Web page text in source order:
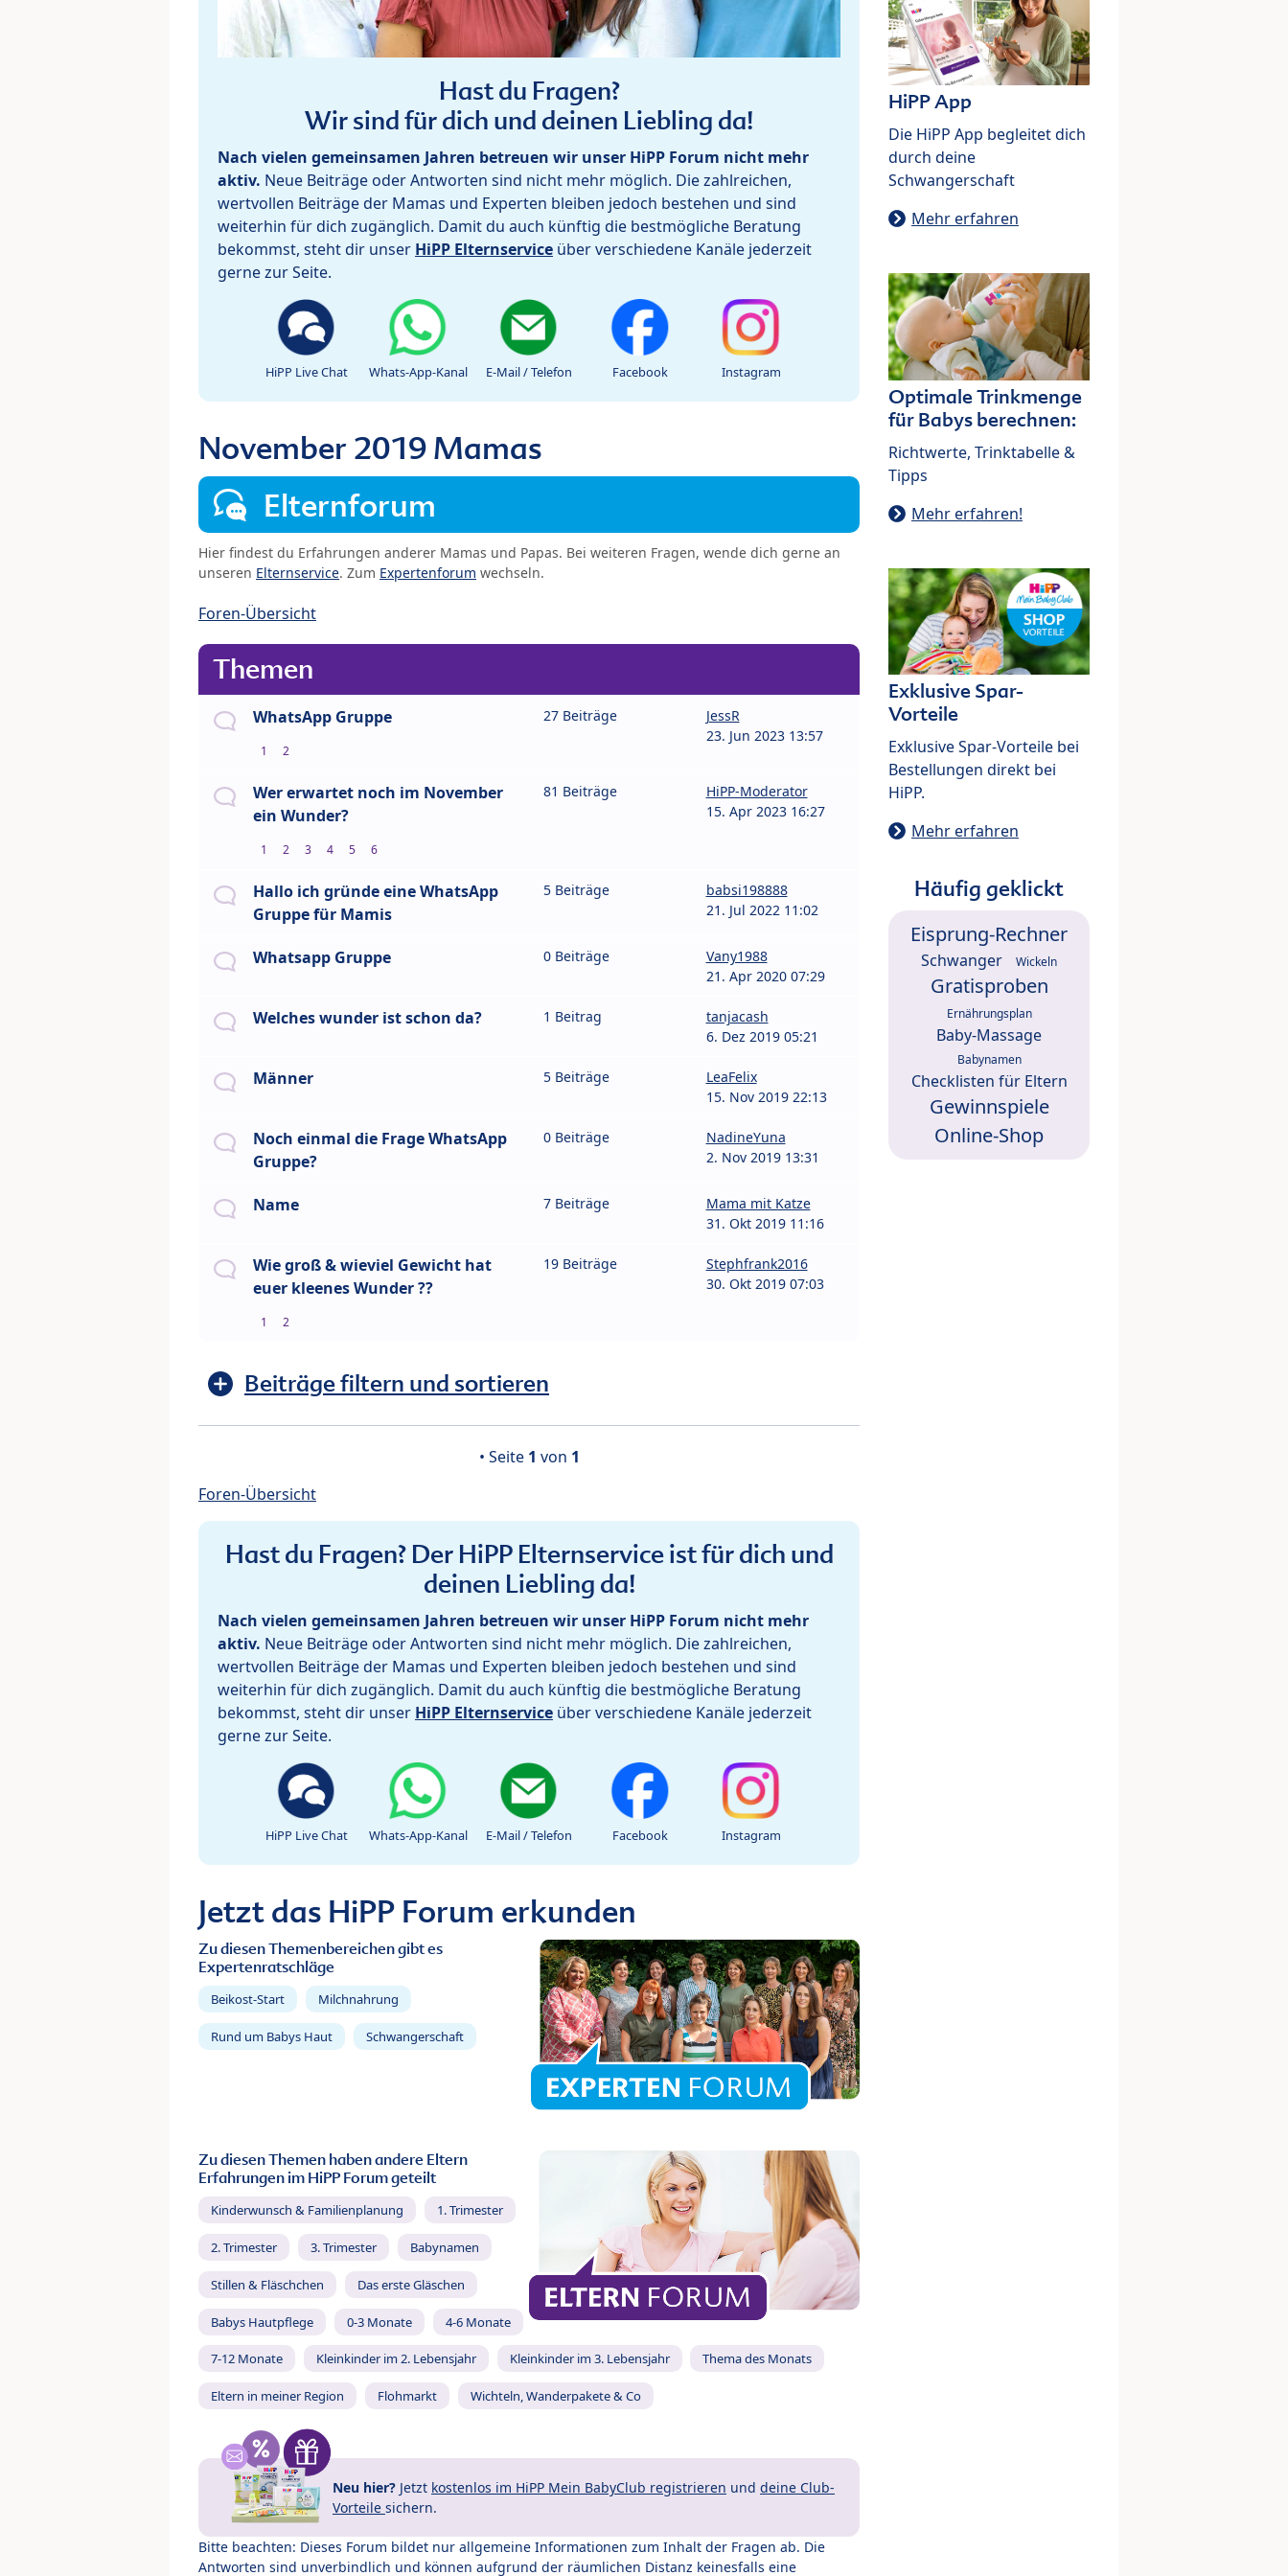
Hast du Fragen?
Wir sind für dich und deinen Liebling da!
Nach vielen gemeinsamen Jahren betreuen wir unser HiPP Forum nicht mehr
aktiv. Neue Beiträge oder Antworten sind nicht mehr möglich. Die zahlreichen,
wertvollen Beiträge der Mamas und Experten bleiben jedoch bestehen und sind
weiterhin für dich zugänglich. Damit du auch künftig die bestmögliche Beratung
bekommst, steht dir unser HiPP Elternservice über verschiedene Kanäle jederzeit
gerne zur Seite.
HiPP Live Chat Whats-App-Kanal E-Mail / Telefon Facebook Instagram
November 2019 Mamas
Elternforum
Hier findest du Erfahrungen anderer Mamas und Papas. Bei weiteren Fragen, wende dich gerne an
unseren Elternservice. Zum Expertenforum wechseln.
Foren-Übersicht
Themen
WhatsApp Gruppe
1 2
27 Beiträge
JessR
23. Jun 2023 13:57
Wer erwartet noch im November
ein Wunder?
1 2 3 4 5 6
81 Beiträge
HiPP-Moderator
15. Apr 2023 16:27
Hallo ich gründe eine WhatsApp
Gruppe für Mamis
5 Beiträge
babsi198888
21. Jul 2022 11:02
Whatsapp Gruppe 0 Beiträge
Vany1988
21. Apr 2020 07:29
Welches wunder ist schon da? 1 Beitrag
tanjacash
6. Dez 2019 05:21
Männer 5 Beiträge
LeaFelix
15. Nov 2019 22:13
Noch einmal die Frage WhatsApp
Gruppe?
0 Beiträge
NadineYuna
2. Nov 2019 13:31
Name 7 Beiträge
Mama mit Katze
31. Okt 2019 11:16
Wie groß & wieviel Gewicht hat
euer kleenes Wunder ??
1 2
19 Beiträge
Stephfrank2016
30. Okt 2019 07:03
Beiträge filtern und sortieren
• Seite 1 von 1
Foren-Übersicht
Hast du Fragen? Der HiPP Elternservice ist für dich und
deinen Liebling da!
Nach vielen gemeinsamen Jahren betreuen wir unser HiPP Forum nicht mehr
aktiv. Neue Beiträge oder Antworten sind nicht mehr möglich. Die zahlreichen,
wertvollen Beiträge der Mamas und Experten bleiben jedoch bestehen und sind
weiterhin für dich zugänglich. Damit du auch künftig die bestmögliche Beratung
bekommst, steht dir unser HiPP Elternservice über verschiedene Kanäle jederzeit
gerne zur Seite.
HiPP Live Chat Whats-App-Kanal E-Mail / Telefon Facebook Instagram
Jetzt das HiPP Forum erkunden
Zu diesen Themenbereichen gibt es
Expertenratschläge
Beikost-Start Milchnahrung
Rund um Babys Haut Schwangerschaft
Zu diesen Themen haben andere Eltern
Erfahrungen im HiPP Forum geteilt
Kinderwunsch & Familienplanung 1. Trimester
2. Trimester 3. Trimester Babynamen
Stillen & Fläschchen Das erste Gläschen
Babys Hautpflege 0-3 Monate 4-6 Monate
7-12 Monate Kleinkinder im 2. Lebensjahr Kleinkinder im 3. Lebensjahr Thema des Monats
Eltern in meiner Region Flohmarkt Wichteln, Wanderpakete & Co
Neu hier? Jetzt kostenlos im HiPP Mein BabyClub registrieren und deine Club-
Vorteile sichern.
Bitte beachten: Dieses Forum bildet nur allgemeine Informationen zum Inhalt der Fragen ab. Die
Antworten sind unverbindlich und können aufgrund der räumlichen Distanz keinesfalls eine
HiPP App
Die HiPP App begleitet dich
durch deine
Schwangerschaft
Mehr erfahren
Optimale Trinkmenge
für Babys berechnen:
Richtwerte, Trinktabelle &
Tipps
Mehr erfahren!
Exklusive Spar-
Vorteile
Exklusive Spar-Vorteile bei
Bestellungen direkt bei
HiPP.
Mehr erfahren
Häufig geklickt
Eisprung-Rechner
Schwanger Wickeln
Gratisproben
Ernährungsplan
Baby-Massage
Babynamen
Checklisten für Eltern
Gewinnspiele
Online-Shop